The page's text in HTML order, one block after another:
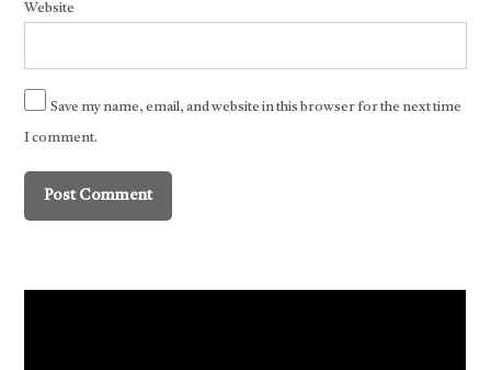
Website
Save my name, email, and website in this browser for the next time
I comment.